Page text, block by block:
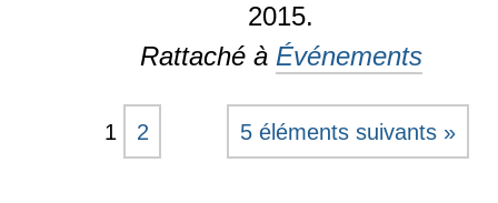
2015.
Rattaché à Événements
5 éléments suivants »
1 2